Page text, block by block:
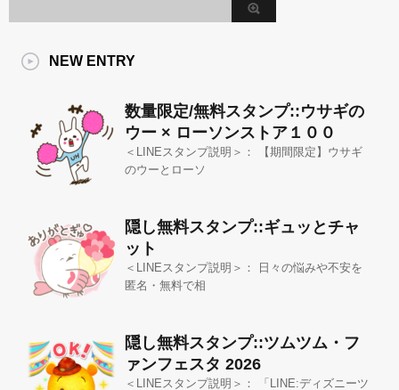
NEW ENTRY
数量限定/無料スタンプ::ウサギの
ウー × ローソンストア１００
＜LINEスタンプ説明＞： 【期間限定】ウサギ
のウーとローソ
隠し無料スタンプ::ギュッとチャ
ット
＜LINEスタンプ説明＞： 日々の悩みや不安を
匿名・無料で相
隠し無料スタンプ::ツムツム・フ
ァンフェスタ 2026
＜LINEスタンプ説明＞： 「LINE:ディズニーツ